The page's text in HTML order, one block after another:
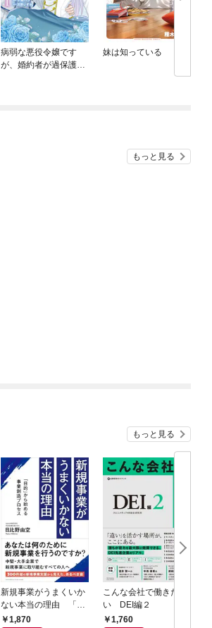
病弱な悪役令嬢です
が、婚約者が過保護す
妹は知っている
もっと見る
もっと見る
新規事業がうまくいか
ない本当の理由 「目
的」から始める事業創
1,870
こんな会社で働きた
い DEI編２
1,760